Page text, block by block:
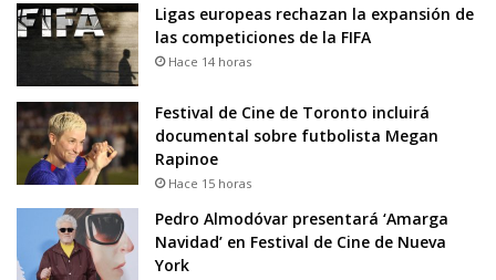
Ligas europeas rechazan la expansión de
las competiciones de la FIFA
Hace 14 horas
Festival de Cine de Toronto incluirá
documental sobre futbolista Megan
Rapinoe
Hace 15 horas
Pedro Almodóvar presentará ‘Amarga
Navidad’ en Festival de Cine de Nueva
York